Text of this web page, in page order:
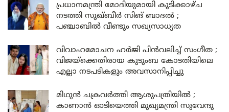
പ്രധാനമന്ത്രി മോദിയുമായി കൂടിക്കാഴ്ച
നടത്തി സുഖ്ബീർ സിങ് ബാദൽ ;
പഞ്ചാബിൽ വീണ്ടും സഖ്യസാധ്യത
വിവാഹമോചന ഹർജി പിൻവലിച്ച് സംഗീത ;
വിജയ്ക്കെതിരായ കുടുംബ കോടതിയിലെ
എല്ലാ നടപടികളും അവസാനിപ്പിച്ചു
മിഥുൻ ചക്രവർത്തി ആശുപത്രിയിൽ ;
കാണാൻ ഓടിയെത്തി മുഖ്യമന്ത്രി സുവേന്ദു